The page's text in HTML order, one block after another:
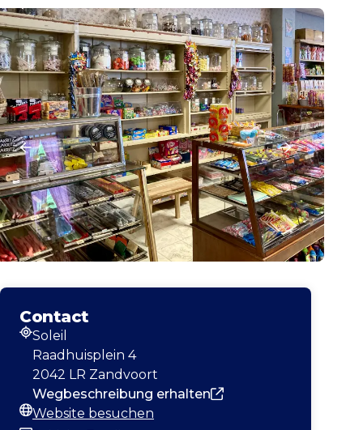
Contact
Adresse
Soleil
Raadhuisplein 4
2042 LR Zandvoort
Wegbeschreibung erhalten
Webseite
Website besuchen